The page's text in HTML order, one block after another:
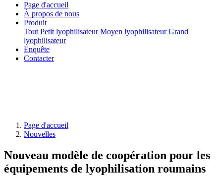
Page d'accueil
À propos de nous
Produit
Tout Petit lyophilisateur Moyen lyophilisateur Grand
lyophilisateur
Enquête
Contacter
Page d'accueil
Nouvelles
Nouveau modèle de coopération pour les
équipements de lyophilisation roumains